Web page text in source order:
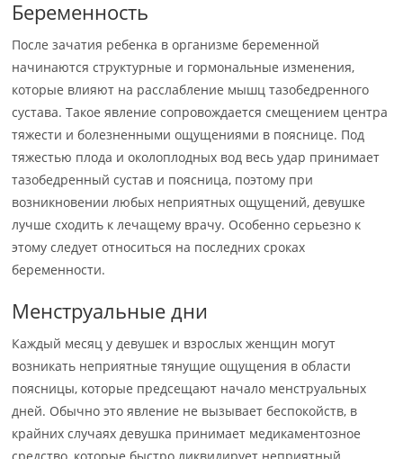
Беременность
После зачатия ребенка в организме беременной
начинаются структурные и гормональные изменения,
которые влияют на расслабление мышц тазобедренного
сустава. Такое явление сопровождается смещением центра
тяжести и болезненными ощущениями в пояснице. Под
тяжестью плода и околоплодных вод весь удар принимает
тазобедренный сустав и поясница, поэтому при
возникновении любых неприятных ощущений, девушке
лучше сходить к лечащему врачу. Особенно серьезно к
этому следует относиться на последних сроках
беременности.
Менструальные дни
Каждый месяц у девушек и взрослых женщин могут
возникать неприятные тянущие ощущения в области
поясницы, которые предcещают начало менструальных
дней. Обычно это явление не вызывает беспокойств, в
крайних случаях девушка принимает медикаментозное
средство, которые быстро ликвидирует неприятный